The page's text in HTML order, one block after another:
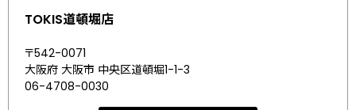
TOKIS道頓堀店
〒542-0071
大阪府 大阪市 中央区道頓堀1-1-3
06-4708-0030